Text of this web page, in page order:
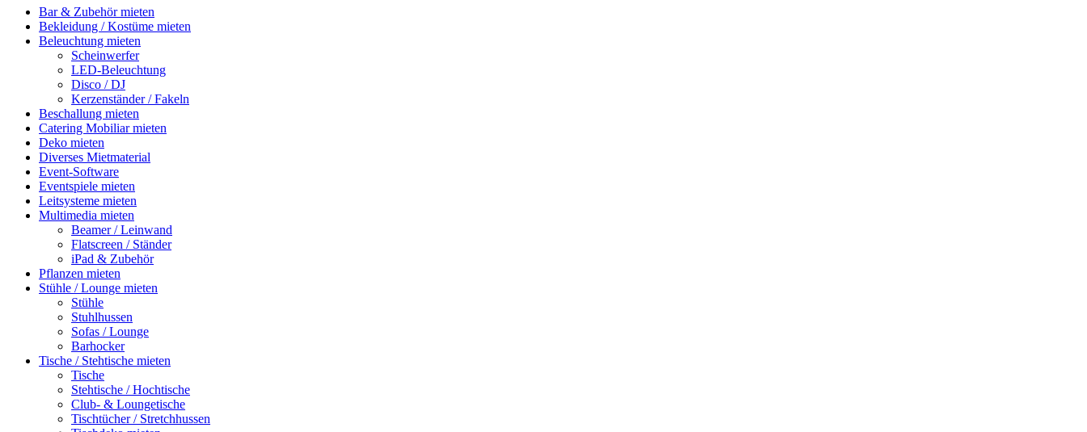
Bar & Zubehör mieten
Bekleidung / Kostüme mieten
Beleuchtung mieten
Scheinwerfer
LED-Beleuchtung
Disco / DJ
Kerzenständer / Fakeln
Beschallung mieten
Catering Mobiliar mieten
Deko mieten
Diverses Mietmaterial
Event-Software
Eventspiele mieten
Leitsysteme mieten
Multimedia mieten
Beamer / Leinwand
Flatscreen / Ständer
iPad & Zubehör
Pflanzen mieten
Stühle / Lounge mieten
Stühle
Stuhlhussen
Sofas / Lounge
Barhocker
Tische / Stehtische mieten
Tische
Stehtische / Hochtische
Club- & Loungetische
Tischtücher / Stretchhussen